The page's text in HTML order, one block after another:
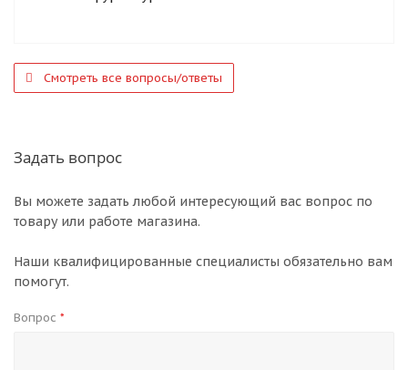
Смотреть все вопросы/ответы
Задать вопрос
Вы можете задать любой интересующий вас вопрос по
товару или работе магазина.
Наши квалифицированные специалисты обязательно вам
помогут.
Вопрос *